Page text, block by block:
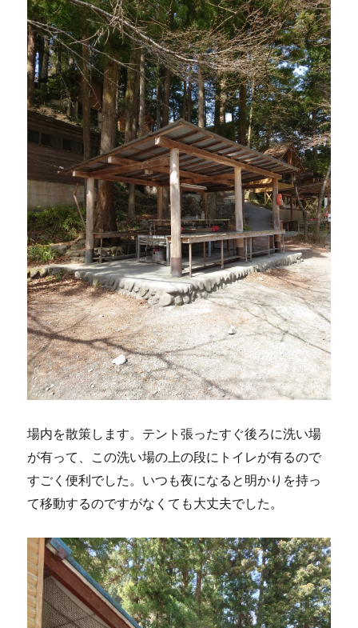
場内を散策します。テント張ったすぐ後ろに洗い場
が有って、この洗い場の上の段にトイレが有るので
すごく便利でした。いつも夜になると明かりを持っ
て移動するのですがなくても大丈夫でした。